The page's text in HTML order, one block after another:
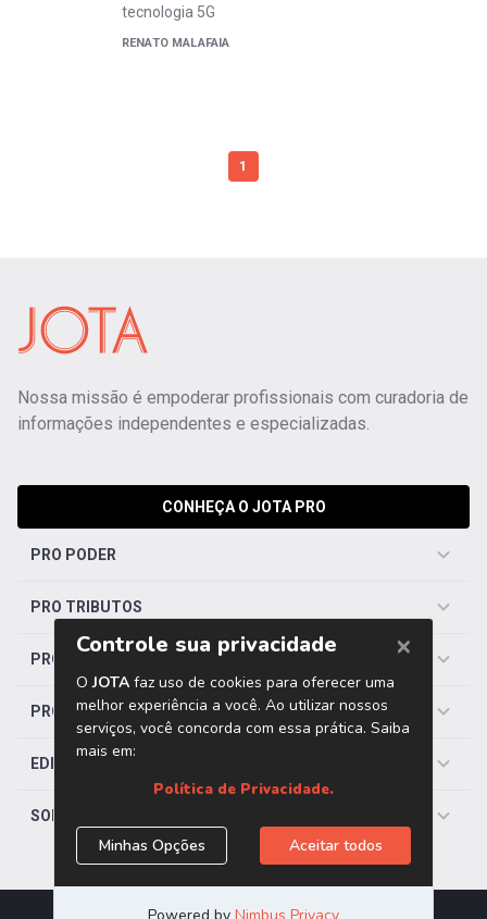
tecnologia 5G
RENATO MALAFAIA
1
Nossa missão é empoderar profissionais com curadoria de
informações independentes e especializadas.
CONHEÇA O JOTA PRO
PRO PODER
PRO TRIBUTOS
PRO TRABALHISTA
PRO SAÚDE
EDITORIAS
SOBRE O JOTA